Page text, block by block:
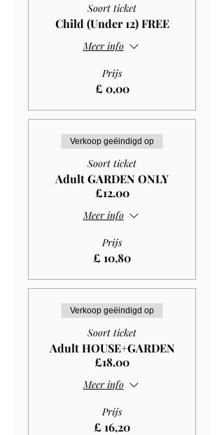
Soort ticket
Child (Under 12) FREE
Meer info
Prijs
£ 0,00
Verkoop geëindigd op
Soort ticket
Adult GARDEN ONLY
£12.00
Meer info
Prijs
£ 10,80
Verkoop geëindigd op
Soort ticket
Adult HOUSE+GARDEN
£18.00
Meer info
Prijs
£ 16,20